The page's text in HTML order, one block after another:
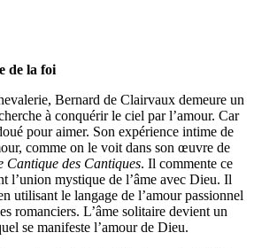
de la foi
Bernard de Clairvaux demeure un
à conquérir le ciel par l’amour. Car
pour aimer. Son expérience intime de
comme on le voit dans son œuvre de
Cantique des Cantiques. Il commente ce
l’union mystique de l’âme avec Dieu. Il
utilisant le langage de l’amour passionnel
romanciers. L’âme solitaire devient un
se manifeste l’amour de Dieu.